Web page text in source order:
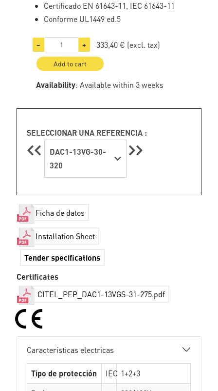
Certificado EN 61643-11, IEC 61643-11
Conforme UL1449 ed.5
− + 333,40 € (excl. tax)
Add to cart
Availability: Available within 3 weeks
SELECCIONAR UNA REFERENCIA :
DAC1-13VG-30-
320
Ficha de datos
Installation Sheet
Tender specifications
Certificates
CITEL_PEP_DAC1-13VGS-31-275.pdf
Características electricas
Tipo de protección IEC 1+2+3